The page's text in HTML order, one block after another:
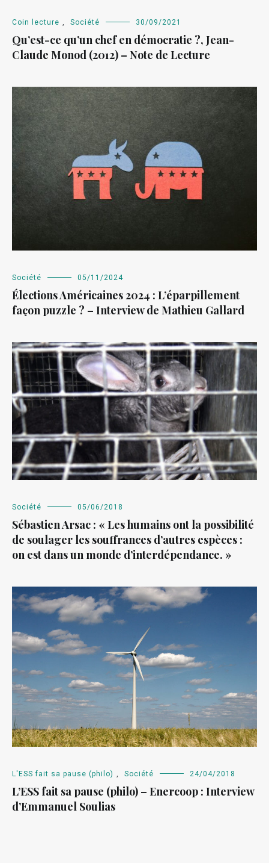
Coin lecture Société 30/09/2021
Qu’est-ce qu’un chef en démocratie ?, Jean-
Claude Monod (2012) – Note de Lecture
Société 05/11/2024
Élections Américaines 2024 : L’éparpillement
façon puzzle ? – Interview de Mathieu Gallard
Société 05/06/2018
Sébastien Arsac : « Les humains ont la possibilité
de soulager les souffrances d’autres espèces :
on est dans un monde d’interdépendance. »
L'ESS fait sa pause (philo) Société 24/04/2018
L’ESS fait sa pause (philo) – Enercoop : Interview
d’Emmanuel Soulias